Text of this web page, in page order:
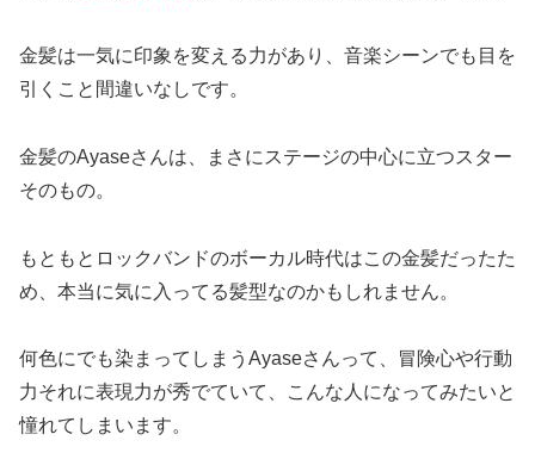
金髪は一気に印象を変える力があり、音楽シーンでも目を
引くこと間違いなしです。
金髪のAyaseさんは、まさにステージの中心に立つスター
そのもの。
もともとロックバンドのボーカル時代はこの金髪だったた
め、本当に気に入ってる髪型なのかもしれません。
何色にでも染まってしまうAyaseさんって、冒険心や行動
力それに表現力が秀でていて、こんな人になってみたいと
憧れてしまいます。